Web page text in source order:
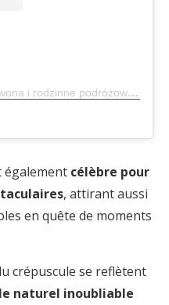
Une publication partagée par Iwona i rodzinne podróżowanie 🌍✈️📷 (@travelovisko)
également célèbre pour
, attirant aussi
en quête de moments
crépuscule se reflètent
naturel inoubliable